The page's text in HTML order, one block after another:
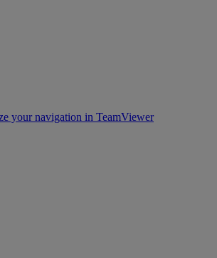
your navigation in TeamViewer